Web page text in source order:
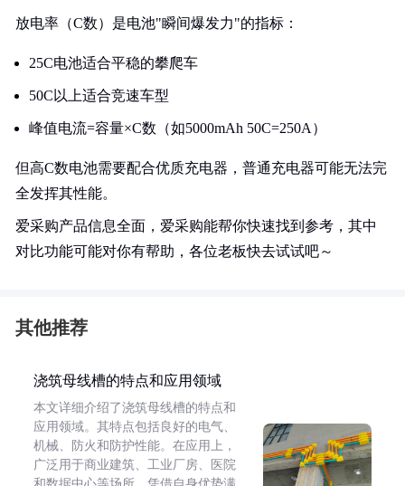
放电率（C数）是电池"瞬间爆发力"的指标：
25C电池适合平稳的攀爬车
50C以上适合竞速车型
峰值电流=容量×C数（如5000mAh 50C=250A）
但高C数电池需要配合优质充电器，普通充电器可能无法完
全发挥其性能。
爱采购产品信息全面，爱采购能帮你快速找到参考，其中
对比功能可能对你有帮助，各位老板快去试试吧～
其他推荐
浇筑母线槽的特点和应用领域
本文详细介绍了浇筑母线槽的特点和
应用领域。其特点包括良好的电气、
机械、防火和防护性能。在应用上，
广泛用于商业建筑、工业厂房、医院